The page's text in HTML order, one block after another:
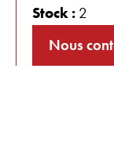
Stock : 2
Nous